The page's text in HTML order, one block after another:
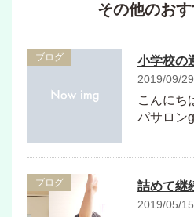
その他のお
ブログ 小学校の
2019/09/29
こんにち
パサロン
ブログ 詰めて継
2019/05/15